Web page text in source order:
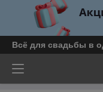
Всё для свадьбы в